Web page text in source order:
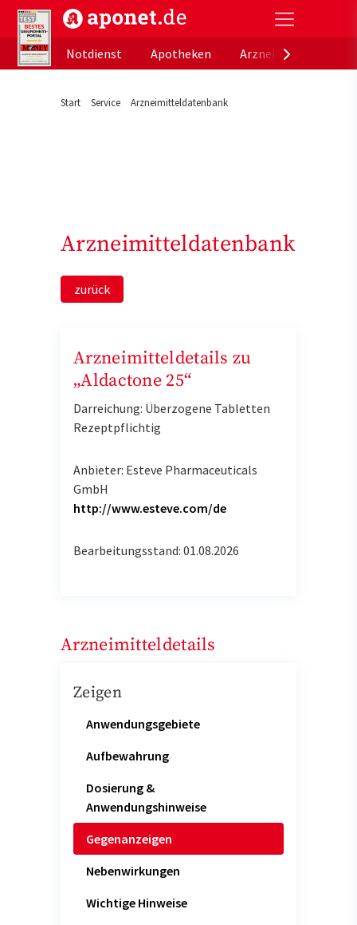
aponet.de - Das offizielle Gesundheitsportal der
Notdienst
Apotheken
Start Service Arzneimitteldatenbank
Arzneimitteldatenbank
zurück
Arzneimitteldetails zu
„Aldactone 25“
Darreichung: Überzogene Tabletten
Rezeptpflichtig
Anbieter: Esteve Pharmaceuticals
GmbH
http://www.esteve.com/de
Bearbeitungsstand: 01.08.2026
Arzneimitteldetails
Zeigen
Anwendungsgebiete
Aufbewahrung
Dosierung &
Anwendungshinweise
Gegenanzeigen
Nebenwirkungen
Wichtige Hinweise